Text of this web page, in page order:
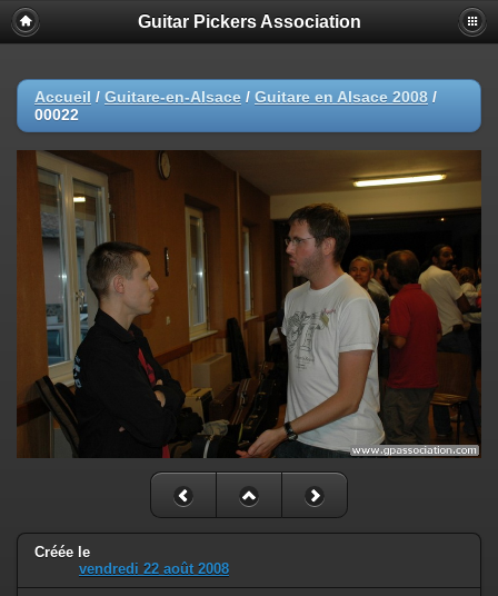
Guitar Pickers Association
Accueil / Guitare-en-Alsace / Guitare en Alsace 2008 /
00022
Créée le
vendredi 22 août 2008